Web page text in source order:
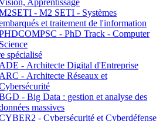
Apprentissage
- M2 SETI - Systèmes
et traitement de l'information
- PhD Track - Computer
Science
spécialisé
ADE - Architecte Digital d'Entreprise
ARC - Architecte Réseaux et
- Big Data : gestion et analyse des
massives
- Cybersécurité et Cyberdéfense